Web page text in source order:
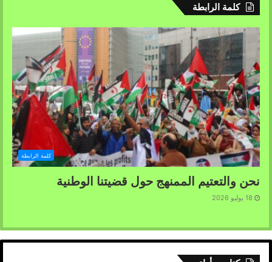
كلمة الرابطة
كلمة الرابطة
نحن والتعتيم الممنهج حول قضيتنا الوطنية
18 يوليو 2026